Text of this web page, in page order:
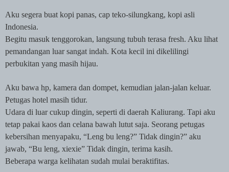
Aku segera buat kopi panas, cap teko-silungkang, kopi asli
Indonesia.
Begitu masuk tenggorokan, langsung tubuh terasa fresh. Aku lihat
pemandangan luar sangat indah. Kota kecil ini dikelilingi
perbukitan yang masih hijau.
Aku bawa hp, kamera dan dompet, kemudian jalan-jalan keluar.
Petugas hotel masih tidur.
Udara di luar cukup dingin, seperti di daerah Kaliurang. Tapi aku
tetap pakai kaos dan celana bawah lutut saja. Seorang petugas
kebersihan menyapaku, “Leng bu leng?” Tidak dingin?” aku
jawab, “Bu leng, xiexie” Tidak dingin, terima kasih.
Beberapa warga kelihatan sudah mulai beraktifitas.